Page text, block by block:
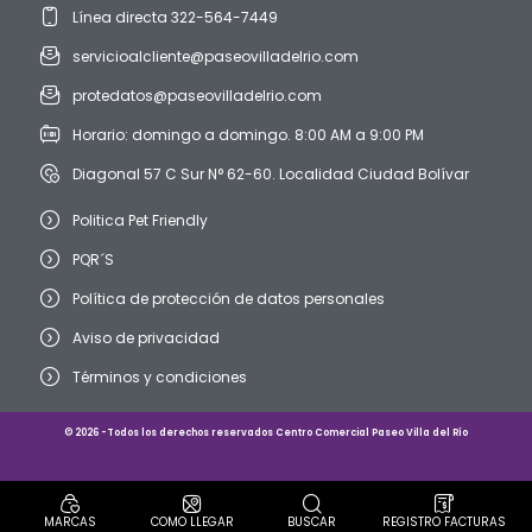
Línea directa 322-564-7449
servicioalcliente@paseovilladelrio.com
protedatos@paseovilladelrio.com
Horario: domingo a domingo. 8:00 AM a 9:00 PM
Diagonal 57 C Sur N° 62-60. Localidad Ciudad Bolívar
Politica Pet Friendly
PQR´S
Política de protección de datos personales
Aviso de privacidad
Términos y condiciones
MARCAS COMO LLEGAR BUSCAR REGISTRO FACTURAS
© 2026 -Todos los derechos reservados Centro Comercial Paseo Villa del Río